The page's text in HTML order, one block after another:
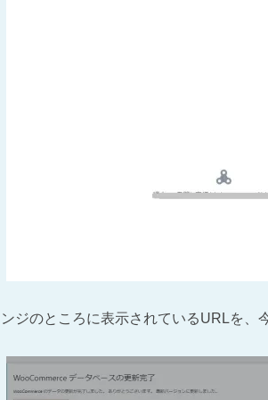
ジのところに表示されているURLを、